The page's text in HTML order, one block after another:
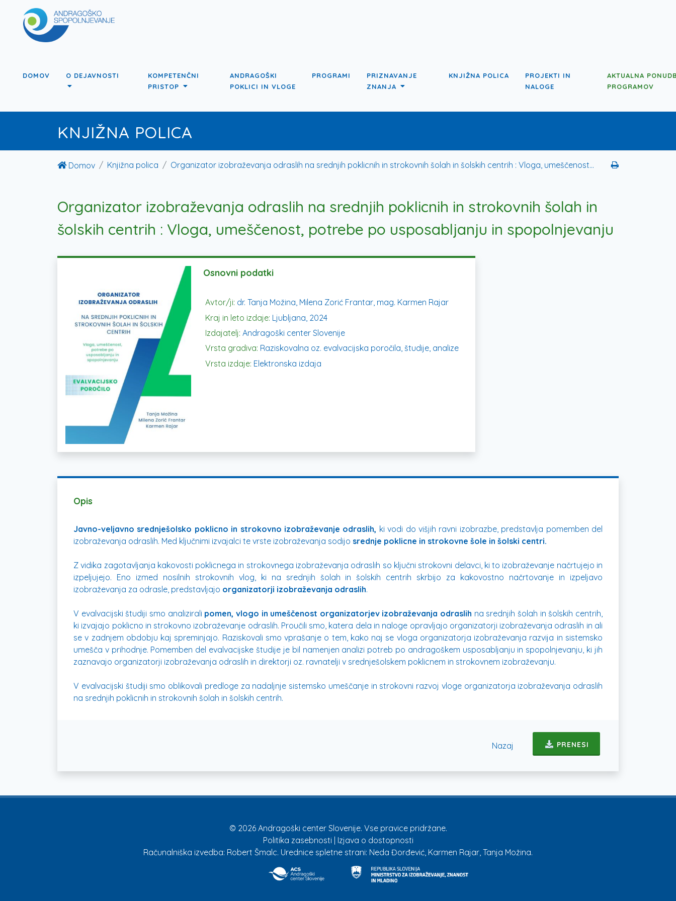
DOMOV O DEJAVNOSTI
KOMPETENČNI
PRISTOP
ANDRAGOŠKI
POKLICI IN VLOGE
PROGRAMI
PRIZNAVANJE
ZNANJA
KNJIŽNA POLICA
PROJEKTI IN
NALOGE
AKTUALNA
PROGRAMOV
KNJIŽNA POLICA
Domov Knjižna polica Organizator izobraževanja odraslih na srednjih poklicnih in strokovnih šolah in šolskih centrih : Vloga, umeščenost...
Organizator izobraževanja odraslih na srednjih poklicnih in strokovnih šolah in
šolskih centrih : Vloga, umeščenost, potrebe po usposabljanju in spopolnjevanju
Osnovni podatki
Avtor/ji: dr. Tanja Možina, Milena Zorić Frantar, mag. Karmen Rajar
Kraj in leto izdaje: Ljubljana, 2024
Izdajatelj: Andragoški center Slovenije
Vrsta gradiva: Raziskovalna oz. evalvacijska poročila, študije, analize
Vrsta izdaje: Elektronska izdaja
Opis
Javno-veljavno srednješolsko poklicno in strokovno izobraževanje odraslih, ki vodi do višjih ravni izobrazbe, predstavlja pomemben del
izobraževanja odraslih. Med ključnimi izvajalci te vrste izobraževanja sodijo srednje poklicne in strokovne šole in šolski centri.
Z vidika zagotavljanja kakovosti poklicnega in strokovnega izobraževanja odraslih so ključni strokovni delavci, ki to izobraževanje načrtujejo in
izpeljujejo. Eno izmed nosilnih strokovnih vlog, ki na srednjih šolah in šolskih centrih skrbijo za kakovostno načrtovanje in izpeljavo
izobraževanja za odrasle, predstavljajo organizatorji izobraževanja odraslih.
V evalvacijski študiji smo analizirali pomen, vlogo in umeščenost organizatorjev izobraževanja odraslih na srednjih šolah in šolskih centrih,
ki izvajajo poklicno in strokovno izobraževanje odraslih. Proučili smo, katera dela in naloge opravljajo organizatorji izobraževanja odraslih in ali
se v zadnjem obdobju kaj spreminjajo. Raziskovali smo vprašanje o tem, kako naj se vloga organizatorja izobraževanja razvija in sistemsko
umešča v prihodnje. Pomemben del evalvacijske študije je bil namenjen analizi potreb po andragoškem usposabljanju in spopolnjevanju, ki jih
zaznavajo organizatorji izobraževanja odraslih in direktorji oz. ravnatelji v srednješolskem poklicnem in strokovnem izobraževanju.
V evalvacijski študiji smo oblikovali predloge za nadaljnje sistemsko umeščanje in strokovni razvoj vloge organizatorja izobraževanja odraslih
na srednjih poklicnih in strokovnih šolah in šolskih centrih.
Nazaj PRENESI
© 2026 Andragoški center Slovenije. Vse pravice pridržane.
Politika zasebnosti | Izjava o dostopnosti
Računalniška izvedba: Robert Šmalc. Urednice spletne strani: Neda Đorđević, Karmen Rajar, Tanja Možina.